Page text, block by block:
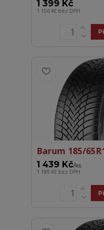
1 399 Kč
1 156 Kč bez DPH
Barum 185/
1 439 Kč/ks
1 189 Kč bez DPH